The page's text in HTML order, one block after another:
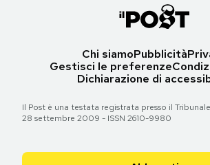
Chi siamoPubblicità
Gestisci le preferenze
Dichiarazione di
Il Post è una testata registrata presso il
28 settembre 2009 - ISSN 2610-9980